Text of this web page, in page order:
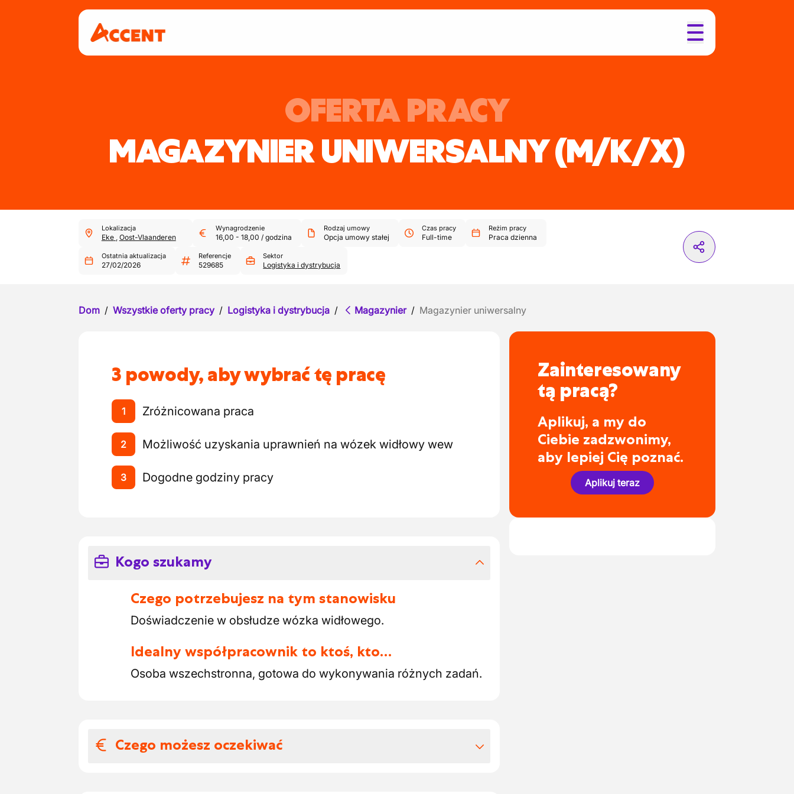
OFERTA PRACY
MAGAZYNIER UNIWERSALNY(M/K/X)
Lokalizacja
Eke , Oost-Vlaanderen
Wynagrodzenie
16,00 - 18,00 / godzina
Rodzaj umowy
Opcja umowy stałej
Czas pracy
Full-time
Reżim pracy
Praca dzienna
Ostatnia aktualizacja
27/02/2026
Referencje
529685
Sektor
Logistyka i dystrybucja
Dom / Wszystkie oferty pracy / Logistyka i dystrybucja / Magazynier / Magazynier uniwersalny
3 powody, aby wybrać tę pracę
1 Zróżnicowana praca
2 Możliwość uzyskania uprawnień na wózek widłowy wew
3 Dogodne godziny pracy
Kogo szukamy
Czego potrzebujesz na tym stanowisku
Doświadczenie w obsłudze wózka widłowego.
Idealny współpracownik to ktoś, kto…
Osoba wszechstronna, gotowa do wykonywania różnych zadań.
Czego możesz oczekiwać
Zainteresowany
tą pracą?
Aplikuj, a my do
Ciebie zadzwonimy,
aby lepiej Cię poznać.
Aplikuj teraz